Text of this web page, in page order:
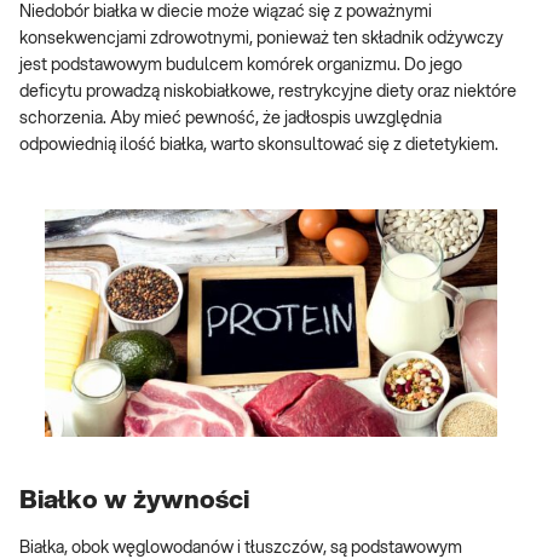
Niedobór białka w diecie może wiązać się z poważnymi
konsekwencjami zdrowotnymi, ponieważ ten składnik odżywczy
jest podstawowym budulcem komórek organizmu. Do jego
deficytu prowadzą niskobiałkowe, restrykcyjne diety oraz niektóre
schorzenia. Aby mieć pewność, że jadłospis uwzględnia
odpowiednią ilość białka, warto skonsultować się z dietetykiem.
Białko w żywności
Białka, obok węglowodanów i tłuszczów, są podstawowym